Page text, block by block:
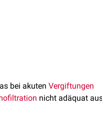
bei akuten Vergiftungen
nicht adäquat